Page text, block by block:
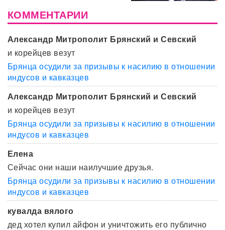
КОММЕНТАРИИ
Александр Митрополит Брянский и Севский
и корейцев везут
Брянца осудили за призывы к насилию в отношении
индусов и кавказцев
Александр Митрополит Брянский и Севский
и корейцев везут
Брянца осудили за призывы к насилию в отношении
индусов и кавказцев
Елена
Сейчас они наши наилучшие друзья.
Брянца осудили за призывы к насилию в отношении
индусов и кавказцев
кувалда вялого
дед хотел купил айфон и уничтожить его публично